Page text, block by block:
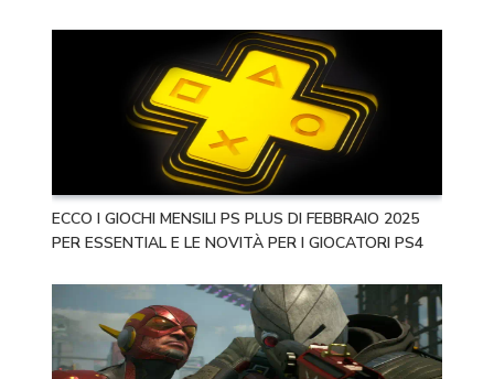
ECCO I GIOCHI MENSILI PS PLUS DI FEBBRAIO 2025
PER ESSENTIAL E LE NOVITÀ PER I GIOCATORI PS4